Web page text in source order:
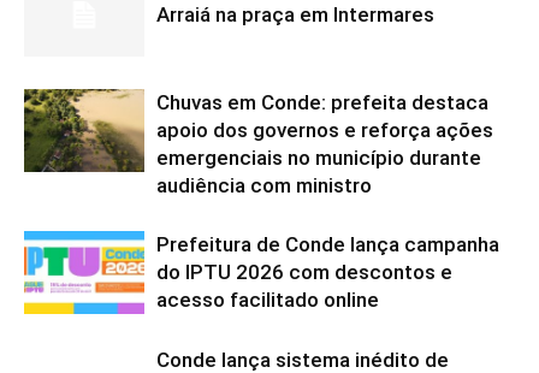
Arraiá na praça em Intermares
Chuvas em Conde: prefeita destaca
apoio dos governos e reforça ações
emergenciais no município durante
audiência com ministro
Prefeitura de Conde lança campanha
do IPTU 2026 com descontos e
acesso facilitado online
Conde lança sistema inédito de